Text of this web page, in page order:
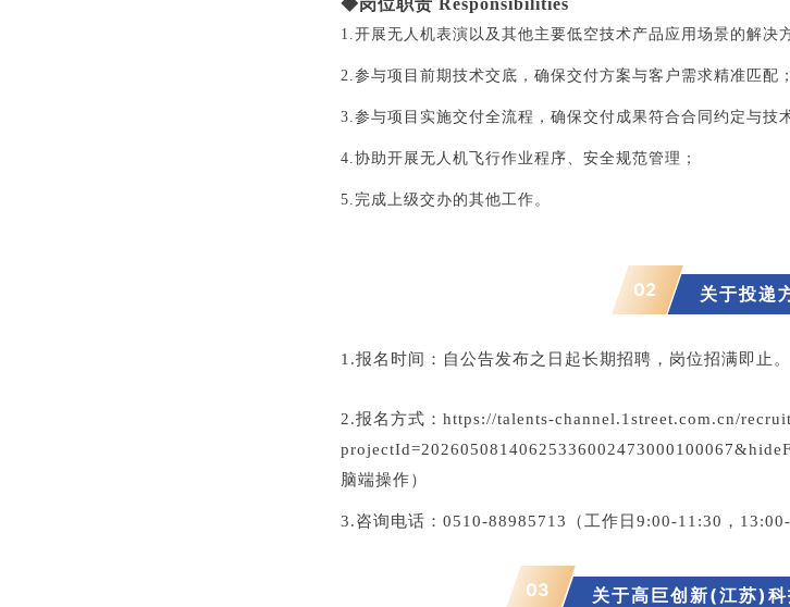
◆岗位职责 Responsibilities
1.开展无人机表演以及其他主要低空技术产品应用场景的解决
2.参与项目前期技术交底，确保交付方案与客户需求精准匹配；
3.参与项目实施交付全流程，确保交付成果符合合同约定与技
4.协助开展无人机飞行作业程序、安全规范管理；
5.完成上级交办的其他工作。
02 关于投递
1.报名时间：自公告发布之日起长期招聘，岗位招满即止。
2.报名方式：https://talents-channel.1street.com.cn/
脑端操作）
3.咨询电话：0510-88985713（工作日9:00-11:30，13:00-
03 关于高巨创新(江苏)科